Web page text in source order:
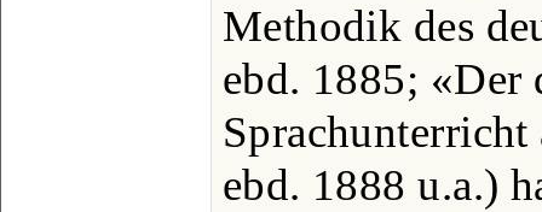
Methodik des
ebd. 1885; «Der
ebd. 1888 u.a.)